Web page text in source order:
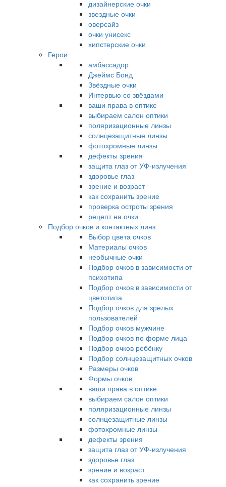
дизайнерские очки
звездные очки
оверсайз
очки унисекс
хипстерские очки
Герои
амбассадор
Джеймс Бонд
Звёздные очки
Интервью со звёздами
ваши права в оптике
выбираем салон оптики
поляризационные линзы
солнцезащитные линзы
фотохромные линзы
дефекты зрения
защита глаз от УФ-излучения
здоровье глаз
зрение и возраст
как сохранить зрение
проверка остроты зрения
рецепт на очки
Подбор очков и контактных линз
Выбор цвета очков
Материалы очков
необычные очки
Подбор очков в зависимости от
психотипа
Подбор очков в зависимости от
цветотипа
Подбор очков для зрелых
пользователей
Подбор очков мужчине
Подбор очков по форме лица
Подбор очков ребёнку
Подбор солнцезащитных очков
Размеры очков
Формы очков
ваши права в оптике
выбираем салон оптики
поляризационные линзы
солнцезащитные линзы
фотохромные линзы
дефекты зрения
защита глаз от УФ-излучения
здоровье глаз
зрение и возраст
как сохранить зрение